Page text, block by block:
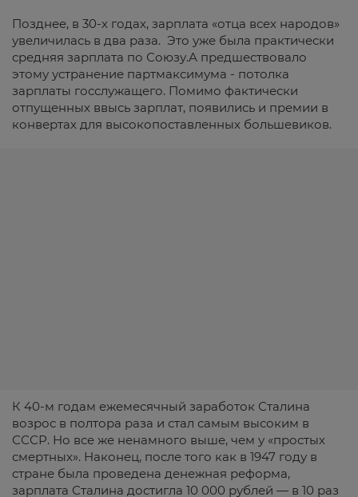
Позднее, в 30-х годах, зарплата «отца всех народов»
увеличилась в два раза. Это уже была практически
средняя зарплата по Союзу.А предшествовало
этому устранение партмаксимума - потолка
зарплаты госслужащего. Помимо фактически
отпущенных ввысь зарплат, появились и премии в
конвертах для высокопоставленных большевиков.
К 40-м годам ежемесячный заработок Сталина
возрос в полтора раза и стал самым высоким в
СССР. Но все же ненамного выше, чем у «простых
смертных». Наконец, после того как в 1947 году в
стране была проведена денежная реформа,
зарплата Сталина достигла 10 000 рублей — в 10 раз